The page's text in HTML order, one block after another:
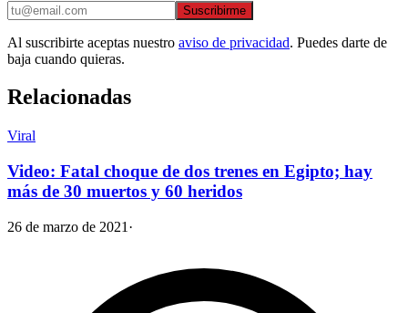
Suscribirme
Al suscribirte aceptas nuestro aviso de privacidad. Puedes darte de
baja cuando quieras.
Relacionadas
Viral
Video: Fatal choque de dos trenes en Egipto; hay
más de 30 muertos y 60 heridos
26 de marzo de 2021 ·